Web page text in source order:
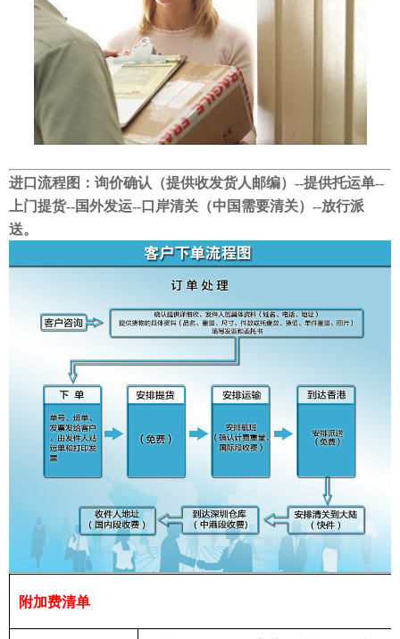
进口流程图： 询价确认（提供收发货人邮编）--提供托运单--
上门提货--国外发运--口岸清关（中国需要清关）--放行派
送。
附加费清单